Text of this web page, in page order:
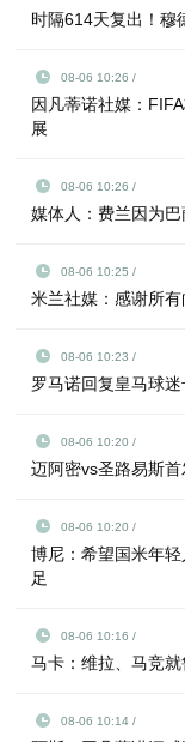
时隔614天复出！穆
08-06 10:26 /
因凡蒂诺社媒：
展
08-06 10:26 /
媒体人：费兰因为
08-06 10:25 /
米兰社媒：感谢所
08-06 10:23 /
罗马诺回复皇马球
08-06 10:20 /
迈阿密vs圣路易斯
08-06 10:20 /
博尼：希望国米年
足
08-06 10:16 /
马卡：维拉、马竞
08-06 10:14 /